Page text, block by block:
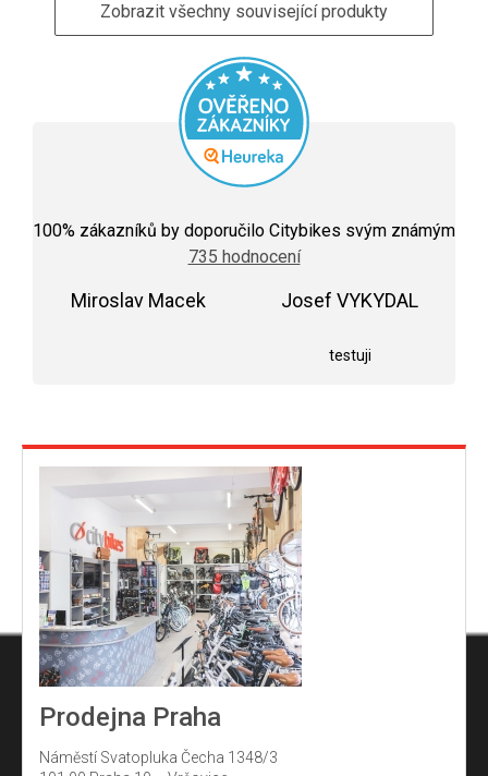
Zobrazit všechny související produkty
hodnocení
obchodu
je
100% zákazníků by doporučilo Citybikes svým známým
735 hodnocení
Miroslav Macek Josef VYKYDAL
testuji
Prodejna Praha
Náměstí Svatopluka Čecha 1348/3